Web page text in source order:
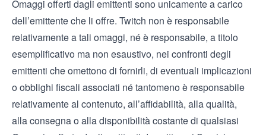
Omaggi offerti dagli emittenti sono unicamente a carico
dell’emittente che li offre. Twitch non è responsabile
relativamente a tali omaggi, né è responsabile, a titolo
esemplificativo ma non esaustivo, nei confronti degli
emittenti che omettono di fornirli, di eventuali implicazioni
o obblighi fiscali associati né tantomeno è responsabile
relativamente al contenuto, all’affidabilità, alla qualità,
alla consegna o alla disponibilità costante di qualsiasi